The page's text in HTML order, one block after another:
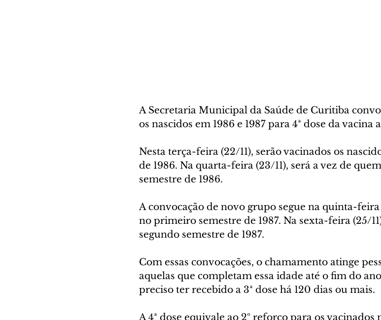
A Secretaria Municipal da Saúde de Curitiba
os nascidos em 1986 e 1987 para 4ª dose da vacina
Nesta terça-feira (22/11), serão vacinados os
de 1986. Na quarta-feira (23/11), será a vez de
semestre de 1986.
A convocação de novo grupo segue na quinta-feira
no primeiro semestre de 1987. Na sexta-feira (25/
segundo semestre de 1987.
Com essas convocações, o chamamento atinge
aquelas que completam essa idade até o fim do
preciso ter recebido a 3ª dose há 120 dias ou mais.
A 4ª dose equivale ao 2º reforço para os vacinados